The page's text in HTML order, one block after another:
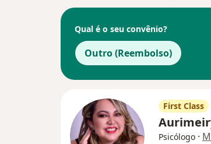
Qual é o seu convênio?
Outro (Reembolso)
First Class
Psicólogo ·